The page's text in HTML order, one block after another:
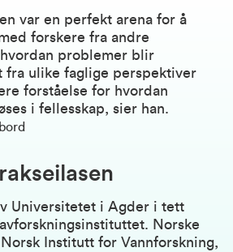
var en perfekt arena for å
forskere fra andre
problemer blir
fra ulike faglige perspektiver
forståelse for hvordan
i fellesskap, sier han.
Universitetet i Agder i tett
Norske
Institutt for Vannforskning,